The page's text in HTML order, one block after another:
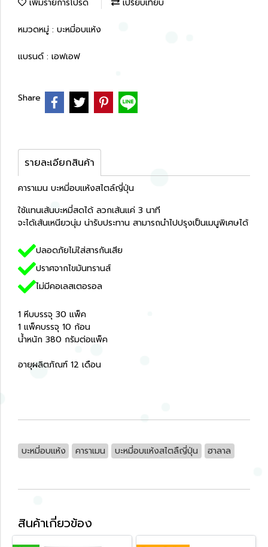
เพิ่มรายการโปรด เปรียบเทียบ
หมวดหมู่ : บะหมี่อบแห้ง
แบรนด์ : เอฟเอฟ
Share
รายละเอียกสินค้า
คาราเมน บะหมี่อบแห้งสไตล์ญี่ปุ่น
ใช้แทนเส้นบะหมี่สดได้ ลวกเส้นแค่ 3 นาที
จะได้เส้นเหนียวนุ่ม น่ารับประทาน สามารถนำไปปรุงเป็นเมนูพิเศษได้
ปลอดภัยไม่ใส่สารกันเสีย
ปราศจากไขมันทรานส์
ไม่มีคอเลสเตอรอล
1 หีบบรรจุ 30 แพ็ค
1 แพ็คบรรจุ 10 ก้อน
น้ำหนัก 380 กรัมต่อแพ็ค
อายุผลิตภัณฑ์ 12 เดือน
บะหมี่อบแห้ง คาราเมน บะหมี่อบแห้งสไตลืญี่ปุ่น ฮาลาล
สินค้าเกี่ยวข้อง